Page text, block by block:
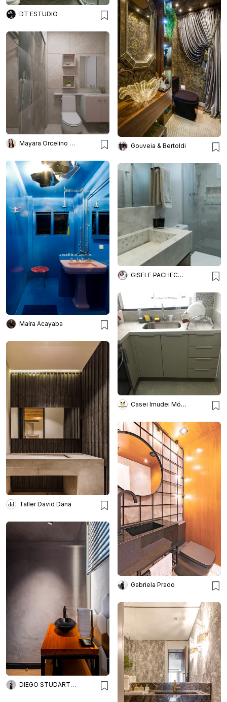
DT ESTUDIO
Gouveia & Bertoldi
Mayara Orcelino Interiores
Maíra Acayaba
GISELE PACHECO ARQUITETURA E INTERIORES
Casei Imudei Móveis Planejados
Taller David Dana
Gabriela Prado
DIEGO STUDART ARQUITETURA